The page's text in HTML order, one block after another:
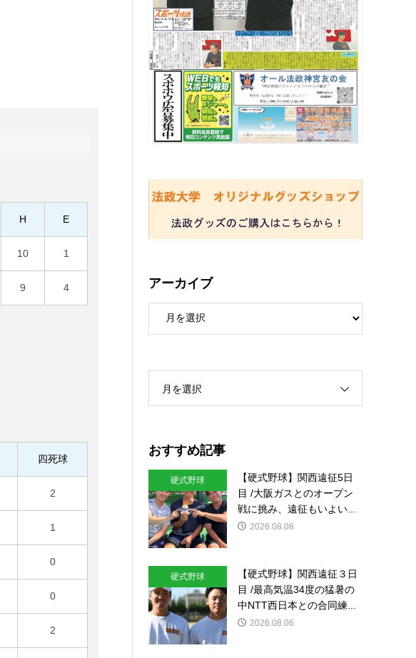
H E
10 1
9 4
四死球
2
1
0
0
2
アーカイブ
月を選択
おすすめ記事
硬式野球
【硬式野球】関西遠征5日
目 /大阪ガスとのオープン
戦に挑み、遠征もいよい...
2026.08.08
硬式野球
【硬式野球】関西遠征３日
目 /最高気温34度の猛暑の
中NTT西日本との合同練...
2026.08.06